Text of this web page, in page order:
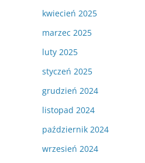
kwiecień 2025
marzec 2025
luty 2025
styczeń 2025
grudzień 2024
listopad 2024
październik 2024
wrzesień 2024